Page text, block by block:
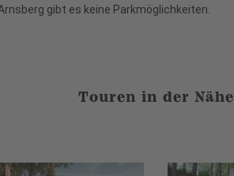
gibt es keine Parkmöglichkeiten.
Touren in der Nähe